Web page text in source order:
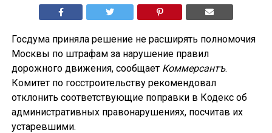
Госдума приняла решение не расширять полномочия
Москвы по штрафам за нарушение правил
дорожного движения, сообщает Коммерсантъ.
Комитет по госстроительству рекомендовал
отклонить соответствующие поправки в Кодекс об
административных правонарушениях, посчитав их
устаревшими.